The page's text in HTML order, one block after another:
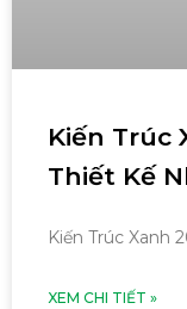
Kiến Trúc
Thiết Kế
Kiến Trúc Xanh
XEM CHI TIẾT »